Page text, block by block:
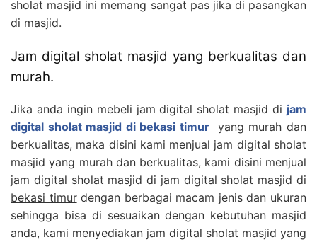
sholat masjid ini memang sangat pas jika di pasangkan
di masjid.
Jam digital sholat masjid yang berkualitas dan
murah.
Jika anda ingin mebeli jam digital sholat masjid di jam
digital sholat masjid di bekasi timur yang murah dan
berkualitas, maka disini kami menjual jam digital sholat
masjid yang murah dan berkualitas, kami disini menjual
jam digital sholat masjid di jam digital sholat masjid di
bekasi timurdengan berbagai macam jenis dan ukuran
sehingga bisa di sesuaikan dengan kebutuhan masjid
anda, kami menyediakan jam digital sholat masjid yang